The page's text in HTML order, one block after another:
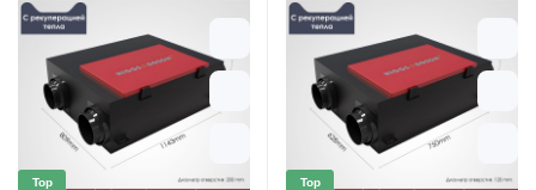
Top Top